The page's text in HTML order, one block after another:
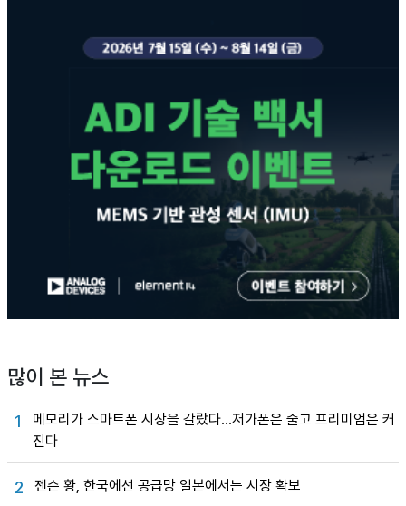
많이 본 뉴스
1
메모리가 스마트폰 시장을 갈랐다…저가폰은 줄고 프리미엄은 커
진다
2 젠슨 황, 한국에선 공급망 일본에서는 시장 확보